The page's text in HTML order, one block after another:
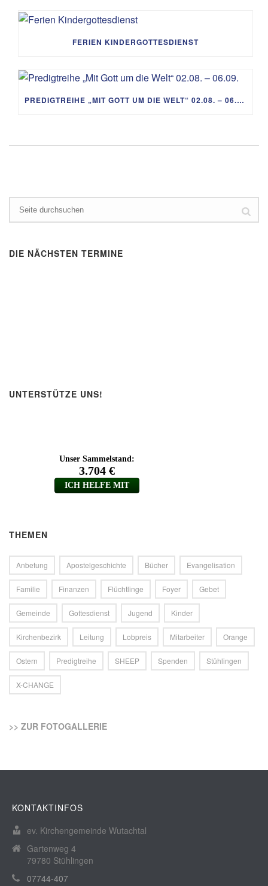
FERIEN KINDERGOTTESDIENST
PREDIGTREIHE „MIT GOTT UM DIE WELT“ 02.08. – 06.09.
DIE NÄCHSTEN TERMINE
UNTERSTÜTZE UNS!
THEMEN
Anbetung Apostelgeschichte Bücher Evangelisation
Familie Finanzen Flüchtlinge Foyer Gebet
Gemeinde Gottesdienst Jugend Kinder
Kirchenbezirk Leitung Lobpreis Mitarbeiter Orange
Ostern Predigtreihe SHEEP Spenden Stühlingen
X-CHANGE
>> ZUR FOTOGALLERIE
KONTAKTINFOS
ev. Kirchengemeinde Wutachtal
Gartenweg 4
79780 Stühlingen
07744-407